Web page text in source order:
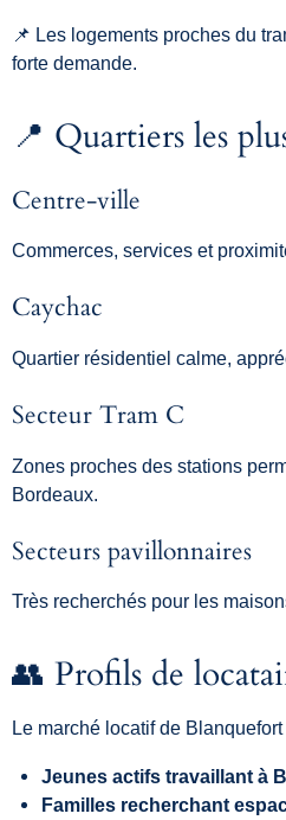
📌 Les logements proches du
forte demande.
📍 Quartiers les
Centre-ville
Commerces, services et
Caychac
Quartier résidentiel calme,
Secteur Tram C
Zones proches des stations
Bordeaux.
Secteurs pavillonnaires
Très recherchés pour les
👥 Profils de
Le marché locatifde Blanquefort
Jeunes actifs travaillant à
Familles recherchant